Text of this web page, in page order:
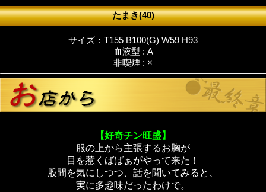
たまき(40)
サイズ：T155 B100(G) W59 H93
血液型 : A
非喫煙 : ×
【好奇チン旺盛】
服の上から主張するお胸が
目を惹くばばぁがやって来た！
股間を気にしつつ、話を聞いてみると、
実に多趣味だったわけで。